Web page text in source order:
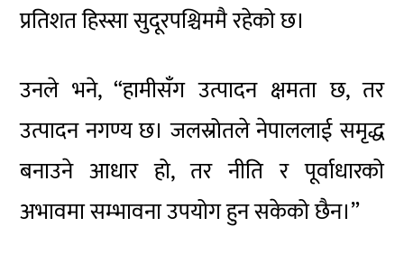
प्रतिशत हिस्सा सुदूरपश्चिममै रहेको छ।
उनले भने, “हामीसँग उत्पादन क्षमता छ, तर
उत्पादन नगण्य छ। जलस्रोतले नेपाललाई समृद्ध
बनाउने आधार हो, तर नीति र पूर्वाधारको
अभावमा सम्भावना उपयोग हुन सकेको छैन।”